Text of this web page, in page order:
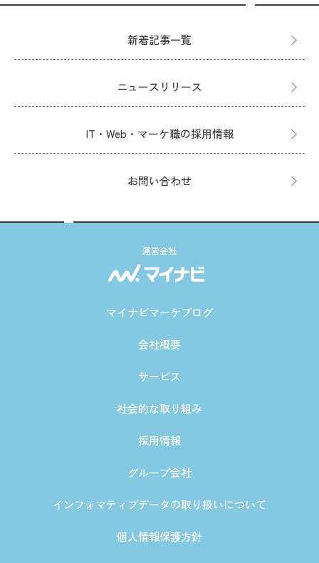
新着記事一覧
ニュースリリース
IT・Web・マーケ職の採用情報
お問い合わせ
運営会社
マイナビマーケブログ
会社概要
サービス
社会的な取り組み
採用情報
グループ会社
インフォマティブデータの取り扱いについて
個人情報保護方針